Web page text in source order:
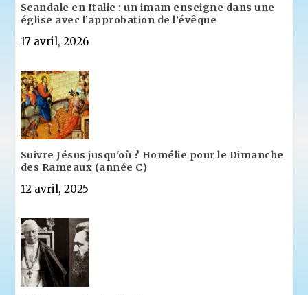
Scandale en Italie : un imam enseigne dans une
église avec l’approbation de l’évêque
17 avril, 2026
Suivre Jésus jusqu'où ? Homélie pour le Dimanche
des Rameaux (année C)
12 avril, 2025